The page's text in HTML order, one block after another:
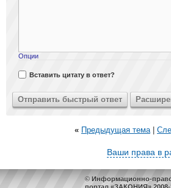
Опции
Вставить цитату в ответ?
« Предыдущая тема|
Ваши права в
© Информационно-